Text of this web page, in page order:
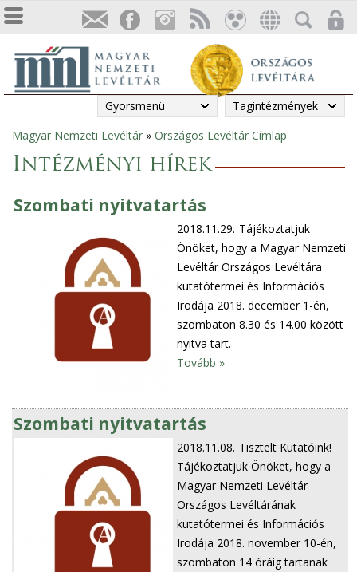
Gyorsmenü Tagintézmények
Jelenlegi
hely
Magyar Nemzeti Levéltár » Országos Levéltár Címlap
Intézményi hírek
Szombati nyitvatartás
2018.11.29. Tájékoztatjuk
Önöket, hogy a Magyar Nemzeti
Levéltár Országos Levéltára
kutatótermei és Információs
Irodája 2018. december 1-én,
szombaton 8.30 és 14.00 között
nyitva tart.
Tovább »
Szombati nyitvatartás
2018.11.08. Tisztelt Kutatóink!
Tájékoztatjuk Önöket, hogy a
Magyar Nemzeti Levéltár
Országos Levéltárának
kutatótermei és Információs
Irodája 2018. november 10-én,
szombaton 14 óráig tartanak